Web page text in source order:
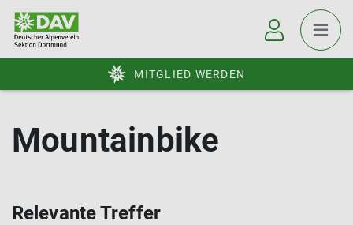
MITGLIED WERDEN
Mountainbike
Relevante Treffer